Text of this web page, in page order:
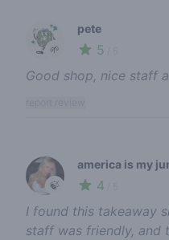
🌱
pete
5
Good shop, nice staff
🍃
america is my
4
I found this takeaway
staff was friendly, and